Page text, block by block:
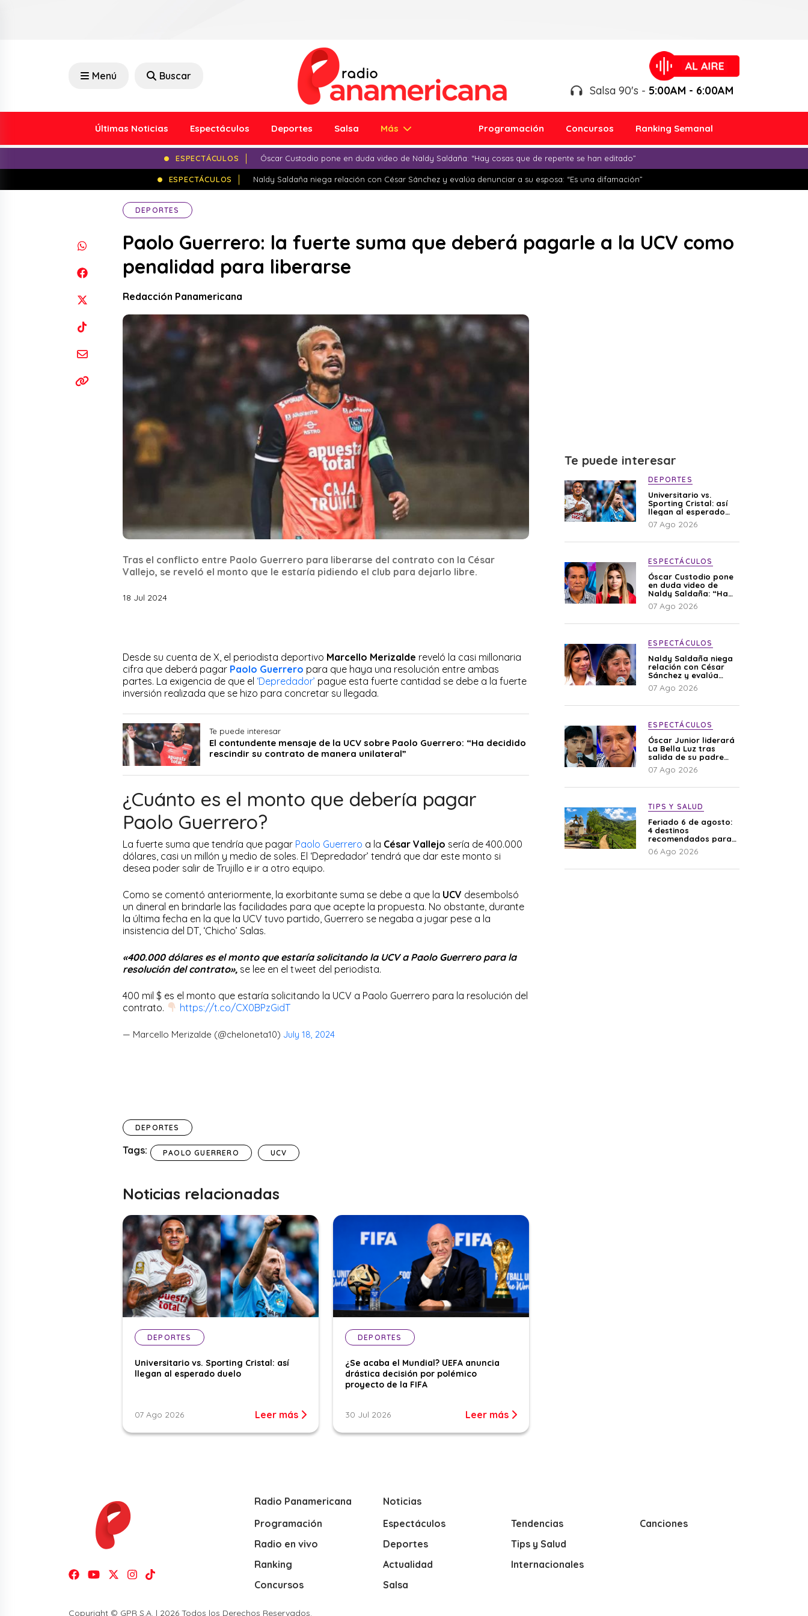
Menú Buscar
Salsa 90's - 5:00AM - 6:00AM
Últimas Noticias Espectáculos Deportes Salsa Más Programación Concursos Ranking Semanal
ESPECTÁCULOS Óscar Custodio pone en duda video de Naldy Saldaña: “Hay cosas que de repente se han editado”
ESPECTÁCULOS Naldy Saldaña niega relación con César Sánchez y evalúa denunciar a su esposa: “Es una difamación”
DEPORTES
Paolo Guerrero: la fuerte suma que deberá pagarle a la UCV como
penalidad para liberarse
Redacción Panamericana
Tras el conflicto entre Paolo Guerrero para liberarse del contrato con la César
Vallejo, se reveló el monto que le estaría pidiendo el club para dejarlo libre.
18 Jul 2024
Desde su cuenta de X, el periodista deportivo Marcello Merizalde reveló la casi millonaria
cifra que deberá pagar Paolo Guerrero para que haya una resolución entre ambas
partes. La exigencia de que el ‘Depredador’ pague esta fuerte cantidad se debe a la fuerte
inversión realizada que se hizo para concretar su llegada.
Te puede interesar
El contundente mensaje de la UCV sobre Paolo Guerrero: “Ha decidido
rescindir su contrato de manera unilateral”
¿Cuánto es el monto que debería pagar
Paolo Guerrero?
La fuerte suma que tendría que pagar Paolo Guerrero a la César Vallejo sería de 400.000
dólares, casi un millón y medio de soles. El ‘Depredador’ tendrá que dar este monto si
desea poder salir de Trujillo e ir a otro equipo.
Como se comentó anteriormente, la exorbitante suma se debe a que la UCV desembolsó
un dineral en brindarle las facilidades para que acepte la propuesta. No obstante, durante
la última fecha en la que la UCV tuvo partido, Guerrero se negaba a jugar pese a la
insistencia del DT, ‘Chicho’ Salas.
«400.000 dólares es el monto que estaría solicitando la UCV a Paolo Guerrero para la
resolución del contrato», se lee en el tweet del periodista.
400 mil $ es el monto que estaría solicitando la UCV a Paolo Guerrero para la resolución del
contrato.
https://t.co/CX0BPzGidT
— Marcello Merizalde (@cheloneta10) July 18, 2024
DEPORTES
Tags: PAOLO GUERRERO UCV
Noticias relacionadas
DEPORTES
Universitario vs. Sporting Cristal: así
llegan al esperado duelo
07 Ago 2026 Leer más
DEPORTES
¿Se acaba el Mundial? UEFA anuncia
drástica decisión por polémico
proyecto de la FIFA
30 Jul 2026 Leer más
Te puede interesar
DEPORTES
Universitario vs.
Sporting Cristal: así
llegan al esperado
duelo
07 Ago 2026
ESPECTÁCULOS
Óscar Custodio pone
en duda video de
Naldy Saldaña: “Hay
cosas que de repente
se han editado”
07 Ago 2026
ESPECTÁCULOS
Naldy Saldaña niega
relación con César
Sánchez y evalúa
denunciar a su
esposa: “Es una
07 Ago 2026
ESPECTÁCULOS
Óscar Junior liderará
La Bella Luz tras
salida de su padre
por polémica con
Naldy Saldaña
07 Ago 2026
TIPS Y SALUD
Feriado 6 de agosto:
4 destinos
recomendados para
disfrutar el descanso
06 Ago 2026
Radio Panamericana
Programación
Radio en vivo
Ranking
Concursos
Noticias
Espectáculos
Deportes
Actualidad
Salsa
Tendencias
Tips y Salud
Internacionales
Canciones
Copyright © GPR S.A. | 2026 Todos los Derechos Reservados.